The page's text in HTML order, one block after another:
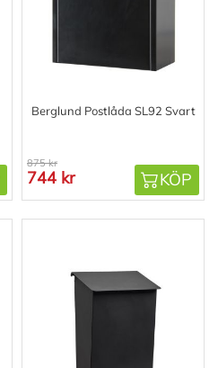
Berglund Postlåda SL92 Svart
875 kr
744 kr KÖP